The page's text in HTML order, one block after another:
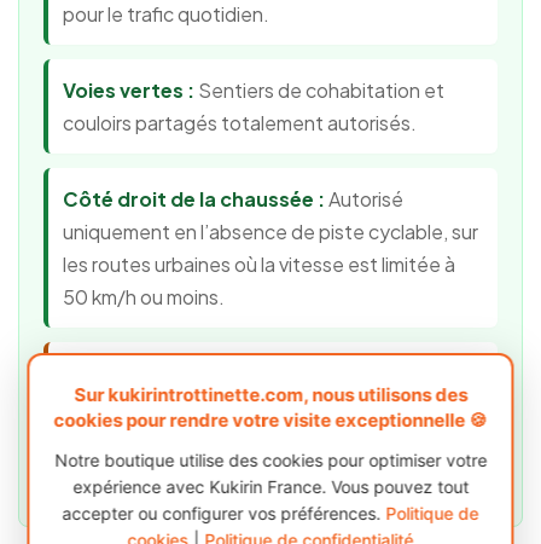
pour le trafic quotidien.
Voies vertes : Sentiers de cohabitation et
couloirs partagés totalement autorisés.
Côté droit de la chaussée :Autorisé
uniquement en l’absence de piste cyclable, sur
les routes urbaines où la vitesse est limitée à
50 km/h ou moins.
limitées jusqu’à 80 km/h si cela est
expressément autorisé par la signalisation
(casque obligatoire et mineurs accompagnés).
Sur kukirintrottinette.com, nous utilisons des
cookies pour rendre votre visite exceptionnelle 🍪
Notre boutique utilise des cookies pour optimiser votre
expérience avec Kukirin France. Vous pouvez tout
accepter ou configurer vos préférences. Politique de
cookies
Politique de confidentialité